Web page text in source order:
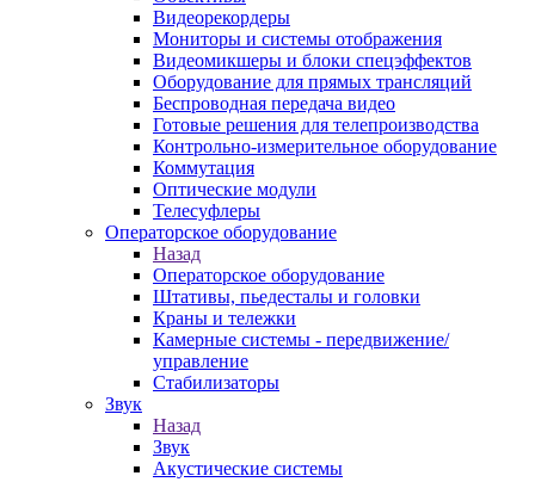
Видеорекордеры
Мониторы и системы отображения
Видеомикшеры и блоки спецэффектов
Оборудование для прямых трансляций
Беспроводная передача видео
Готовые решения для телепроизводства
Контрольно-измерительное оборудование
Коммутация
Оптические модули
Телесуфлеры
Операторское оборудование
Назад
Операторское оборудование
Штативы, пьедесталы и головки
Краны и тележки
Камерные системы - передвижение/
управление
Стабилизаторы
Звук
Назад
Звук
Акустические системы